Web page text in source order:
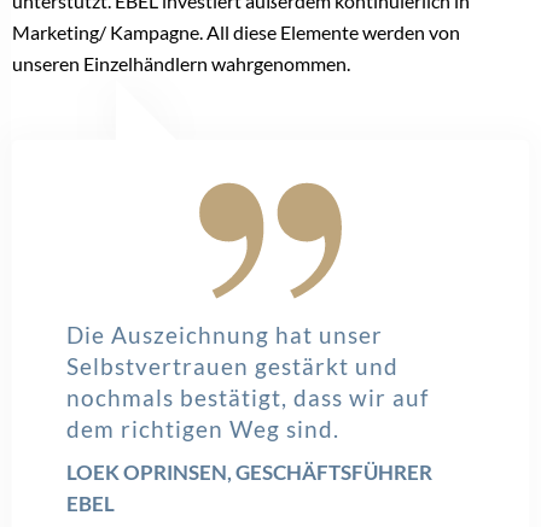
Marketing/ Kampagne. All diese Elemente werden von
unseren Einzelhändlern wahrgenommen.
Die Auszeichnung hat unser
Selbstvertrauen gestärkt und
nochmals bestätigt, dass wir auf
dem richtigen Weg sind.
LOEK OPRINSEN, GESCHÄFTSFÜHRER
EBEL